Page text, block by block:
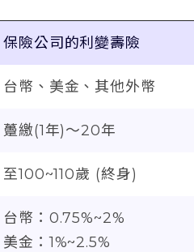
保險公司的利變壽險
台幣、美金、其他外幣
躉繳(1年)～20年
至100~110歲 (終身)
台幣：0.75%~2%
美金：1%~2.5%